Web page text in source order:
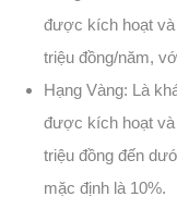
được kích hoạt và
triệu đồng/năm,
Hạng Vàng: Là
được kích hoạt và
triệu đồng đến
mặc định là 10%.